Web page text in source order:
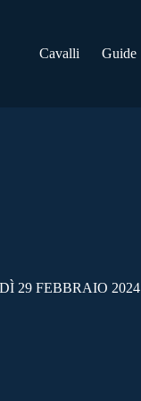
Cavalli Guide
29 FEBBRAIO 2024